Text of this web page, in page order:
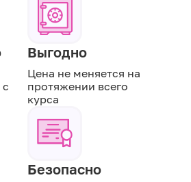
Выгодно
Цена не меняется на
протяжении всего
курса
Безопасно